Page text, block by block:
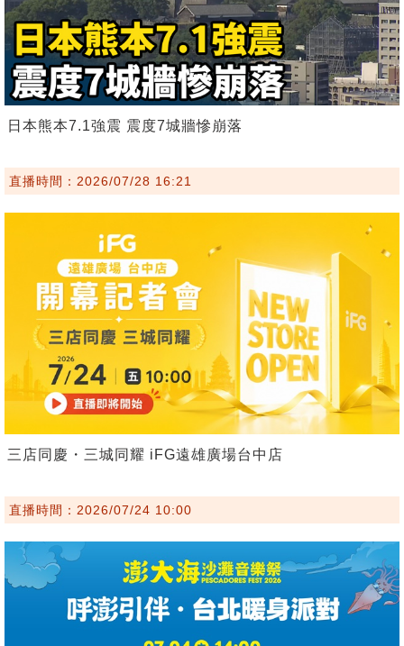
日本熊本7.1強震 震度7城牆慘崩落
直播時間：2026/07/28 16:21
三店同慶・三城同耀 iFG遠雄廣場台中店
直播時間：2026/07/24 10:00